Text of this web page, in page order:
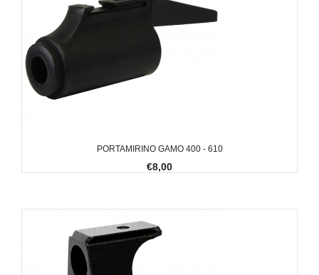
PORTAMIRINO GAMO 400 - 610
€8,00